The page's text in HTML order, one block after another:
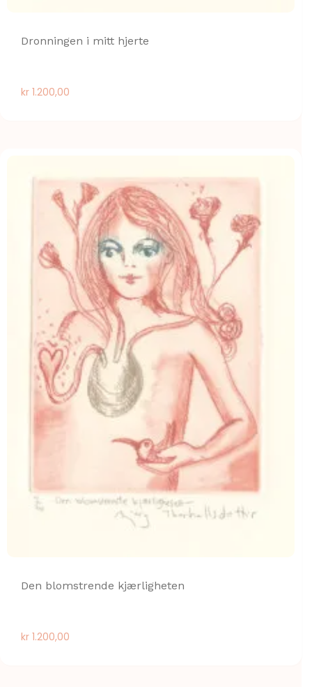
Dronningen i mitt hjerte
kr 1.200,00
Den blomstrende kjærligheten
kr 1.200,00